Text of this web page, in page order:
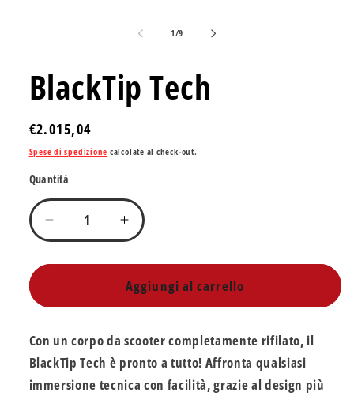
1/su
9
BlackTip Tech
Prezzo
di
€2.015,04
Spese di spedizione calcolate al check-out.
Quantità
Quantità
Diminuisci
quantità
per
Aumenta
quantità
per
BlackTip
Aggiungi al carrello
Con un corpo da scooter completamente rifilato, il
BlackTip Tech è pronto a tutto! Affronta qualsiasi
immersione tecnica con facilità, grazie al design più